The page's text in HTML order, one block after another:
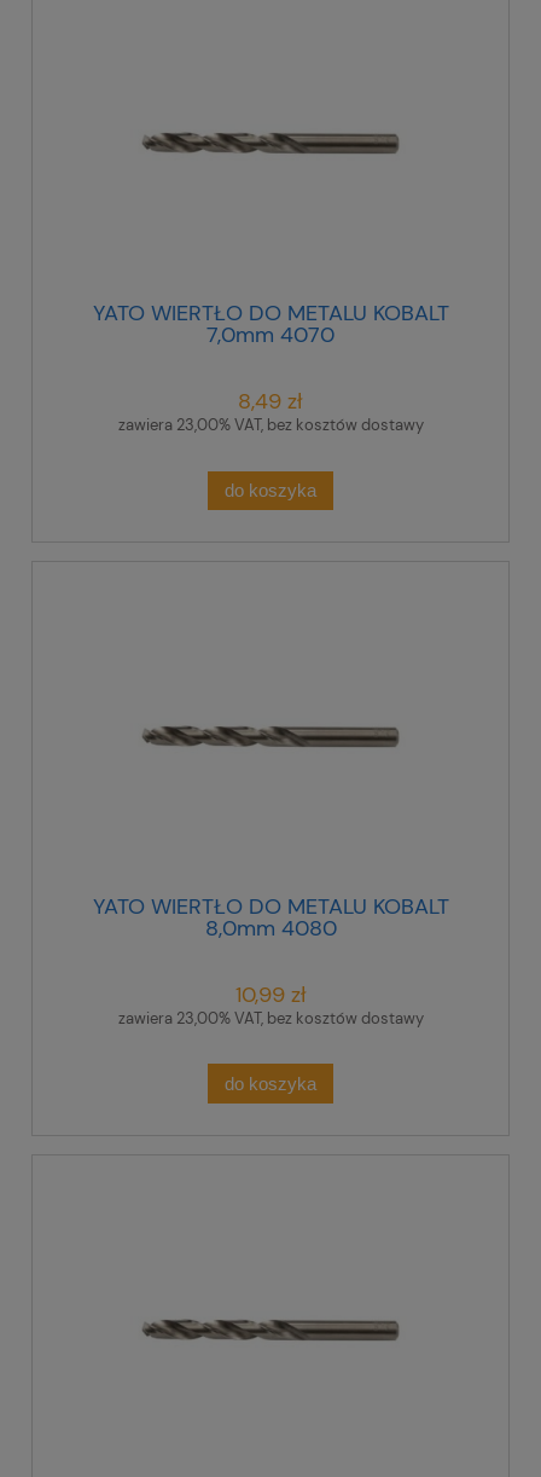
YATO WIERTŁO DO METALU KOBALT
7,0mm 4070
8,49 zł
zawiera 23,00% VAT, bez kosztów dostawy
do koszyka
YATO WIERTŁO DO METALU KOBALT
8,0mm 4080
10,99 zł
zawiera 23,00% VAT, bez kosztów dostawy
do koszyka